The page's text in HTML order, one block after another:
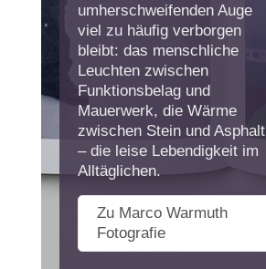
umherschweifenden Auge
viel zu häufig verborgen
bleibt: das menschliche
Leuchten zwischen
Funktionsbelag und
Mauerwerk, die Wärme
zwischen Stein und Asphalt
– die leise Lebendigkeit im
Alltäglichen.
Zu Marco Warmuth
Fotografie